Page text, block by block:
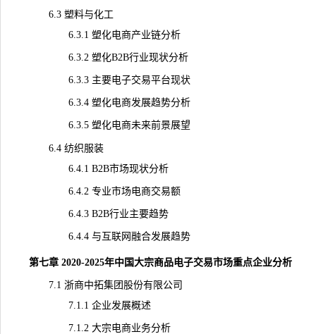
6.3 塑料与化工
6.3.1 塑化电商产业链分析
6.3.2 塑化B2B行业现状分析
6.3.3 主要电子交易平台现状
6.3.4 塑化电商发展趋势分析
6.3.5 塑化电商未来前景展望
6.4 纺织服装
6.4.1 B2B市场现状分析
6.4.2 专业市场电商交易额
6.4.3 B2B行业主要趋势
6.4.4 与互联网融合发展趋势
第七章 2020-2025年中国大宗商品电子交易市场重点企业分析
7.1 浙商中拓集团股份有限公司
7.1.1 企业发展概述
7.1.2 大宗电商业务分析